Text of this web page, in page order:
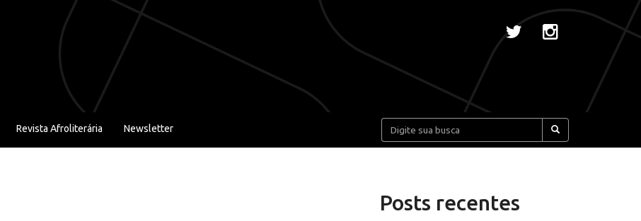
Revista Afroliterária Newsletter Pesquisar:
Posts recentes